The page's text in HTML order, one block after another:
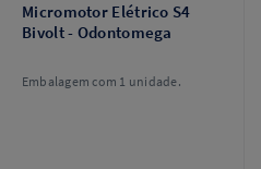
Micromotor Elétrico S4
Bivolt - Odontomega
Embalagem com 1 unidade.